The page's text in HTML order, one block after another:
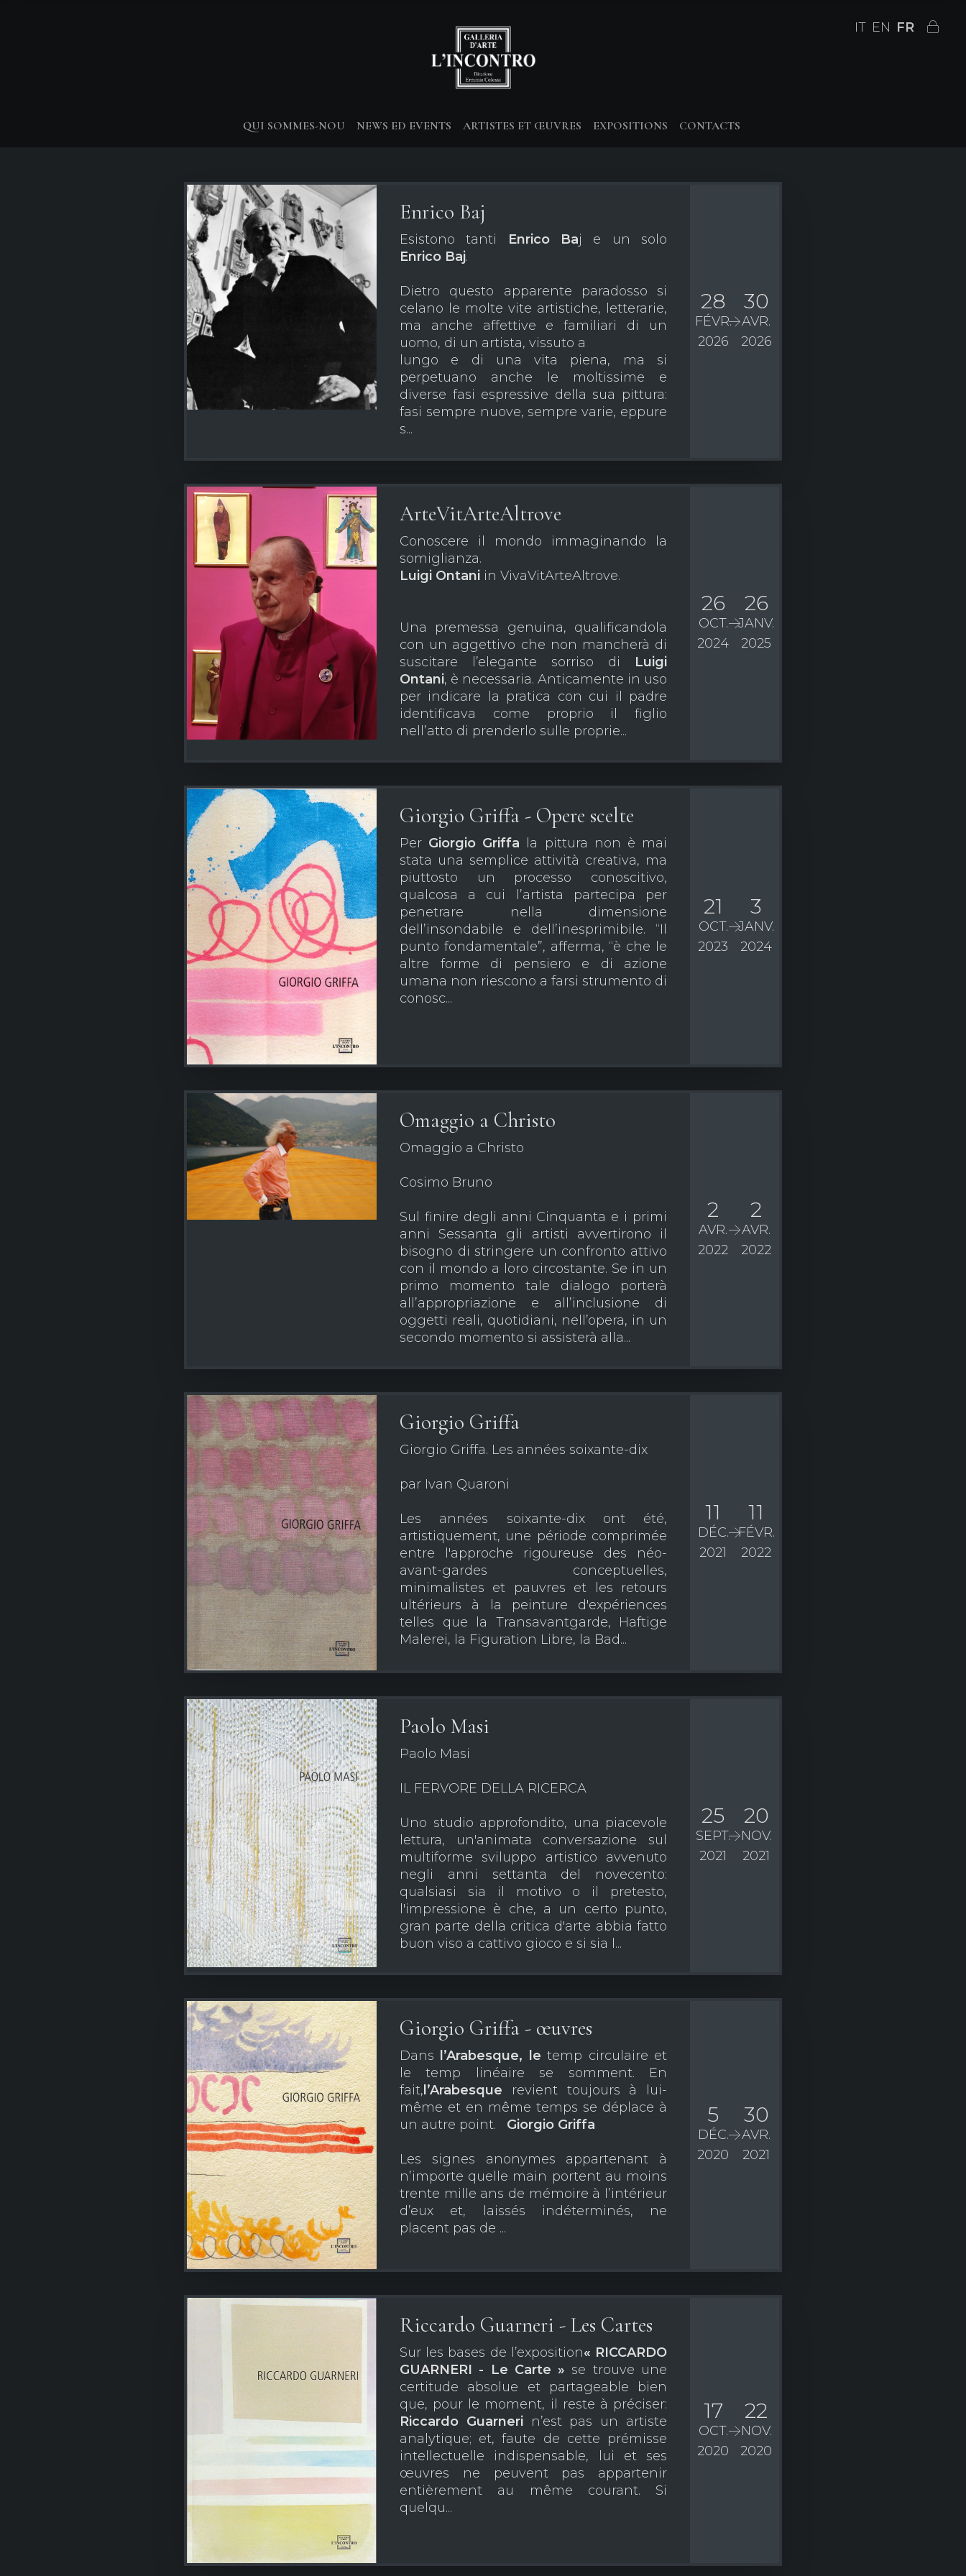
IT EN FR
QUI SOMMES-NOU NEWS ED EVENTS ARTISTES ET ŒUVRES EXPOSITIONS CONTACTS
Enrico Baj
Esistono tanti Enrico Baj e un solo
Enrico Baj.
Dietro questo apparente paradosso si
celano le molte vite artistiche, letterarie,
ma anche affettive e familiari di un
uomo, di un artista, vissuto a
lungo e di una vita piena, ma si
perpetuano anche le moltissime e
diverse fasi espressive della sua pittura:
fasi sempre nuove, sempre varie, eppure
s...
28
FÉVR.
2026
30
AVR.
2026
ArteVitArteAltrove
Conoscere il mondo immaginando la
somiglianza.
Luigi Ontani in VivaVitArteAltrove.
Una premessa genuina, qualificandola
con un aggettivo che non mancherà di
suscitare l’elegante sorriso di Luigi
Ontani, è necessaria. Anticamente in uso
per indicare la pratica con cui il padre
identificava come proprio il figlio
nell’atto di prenderlo sulle proprie...
26
OCT.
2024
26
JANV.
2025
Giorgio Griffa - Opere scelte
Per Giorgio Griffa
la pittura non è mai
stata una semplice attività creativa, ma
piuttosto un processo conoscitivo,
qualcosa a cui l’artista partecipa per
penetrare nella dimensione
dell’insondabile e dell’inesprimibile. “Il
punto fondamentale”, afferma, “è che le
altre forme di pensiero e di azione
umana non riescono a farsi strumento di
conosc...
21
OCT.
2023
3
JANV.
2024
Omaggio a Christo
Omaggio a Christo
Cosimo Bruno
Sul finire degli anni Cinquanta e i primi
anni Sessanta gli artisti avvertirono il
bisogno di stringere un confronto attivo
con il mondo a loro circostante. Se in un
primo momento tale dialogo porterà
all’appropriazione e all’inclusione di
oggetti reali, quotidiani, nell’opera, in un
secondo momento si assisterà alla...
2
AVR.
2022
2
AVR.
2022
Giorgio Griffa
Giorgio Griffa. Les années soixante-dix
par Ivan Quaroni
Les années soixante-dix ont été,
artistiquement, une période comprimée
entre l'approche rigoureuse des néo-
avant-gardes conceptuelles,
minimalistes et pauvres et les retours
ultérieurs à la peinture d'expériences
telles que la Transavantgarde, Haftige
Malerei, la Figuration Libre, la Bad...
11
DÉC.
2021
11
FÉVR.
2022
Paolo Masi
Paolo Masi
IL FERVORE DELLA RICERCA
Uno studio approfondito, una piacevole
lettura, un'animata conversazione sul
multiforme sviluppo artistico avvenuto
negli anni settanta del novecento:
qualsiasi sia il motivo o il pretesto,
l'impressione è che, a un certo punto,
gran parte della critica d'arte abbia fatto
buon viso a cattivo gioco e si sia l...
25
SEPT.
2021
20
NOV.
2021
Giorgio Griffa - œuvres
Dans l’Arabesque, le temp circulaire et
le temp linéaire se somment. En
fait,l’Arabesque revient toujours à lui-
même et en même temps se déplace à
un autre point. Giorgio Griffa
Les signes anonymes appartenant à
n’importe quelle main portent au moins
trente mille ans de mémoire à l’intérieur
d’eux et, laissés indéterminés, ne
placent pas de ...
5
DÉC.
2020
30
AVR.
2021
Riccardo Guarneri - Les Cartes
Sur les bases de l’exposition« RICCARDO
GUARNERI - Le Carte » se trouve une
certitude absolue et partageable bien
que, pour le moment, il reste à préciser:
Riccardo Guarnerin’est pas un artiste
analytique; et, faute de cette prémisse
intellectuelle indispensable, lui et ses
œuvres ne peuvent pas appartenir
entièrement au même courant. Si
quelqu...
17
OCT.
2020
22
NOV.
2020